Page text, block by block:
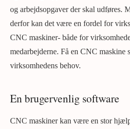
og arbejdsopgaver der skal udføres.
derfor kan det være en fordel for
CNC maskiner- både for
medarbejderne. Få en CNC maskine
virksomhedens behov.
En brugervenlig software
CNC maskiner kan være en stor